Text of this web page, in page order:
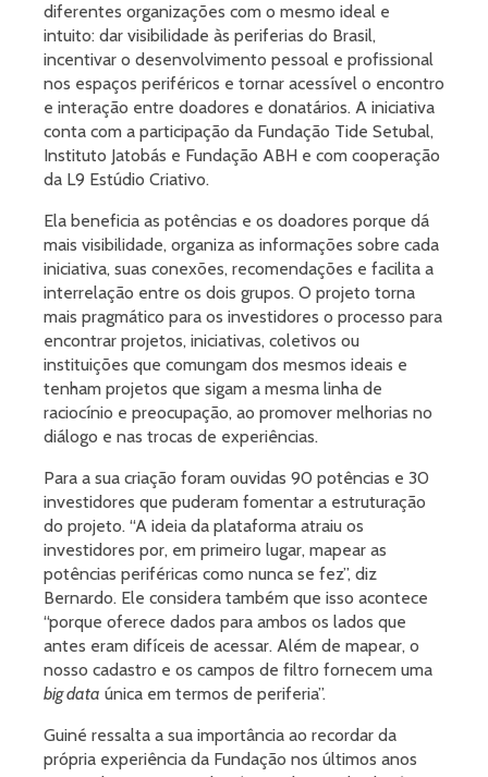
diferentes organizações com o mesmo ideal e
intuito: dar visibilidade às periferias do Brasil,
incentivar o desenvolvimento pessoal e profissional
nos espaços periféricos e tornar acessível o encontro
e interação entre doadores e donatários. A iniciativa
conta com a participação da Fundação Tide Setubal,
Instituto Jatobás e Fundação ABH e com cooperação
da L9 Estúdio Criativo.
Ela beneficia as potências e os doadores porque dá
mais visibilidade, organiza as informações sobre cada
iniciativa, suas conexões, recomendações e facilita a
interrelação entre os dois grupos. O projeto torna
mais pragmático para os investidores o processo para
encontrar projetos, iniciativas, coletivos ou
instituições que comungam dos mesmos ideais e
tenham projetos que sigam a mesma linha de
raciocínio e preocupação, ao promover melhorias no
diálogo e nas trocas de experiências.
Para a sua criação foram ouvidas 90 potências e 30
investidores que puderam fomentar a estruturação
do projeto. “A ideia da plataforma atraiu os
investidores por, em primeiro lugar, mapear as
potências periféricas como nunca se fez”, diz
Bernardo. Ele considera também que isso acontece
“porque oferece dados para ambos os lados que
antes eram difíceis de acessar. Além de mapear, o
nosso cadastro e os campos de filtro fornecem uma
big data única em termos de periferia”.
Guiné ressalta a sua importância ao recordar da
própria experiência da Fundação nos últimos anos